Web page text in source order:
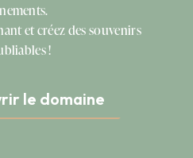
et créez des souvenirs
!
le domaine